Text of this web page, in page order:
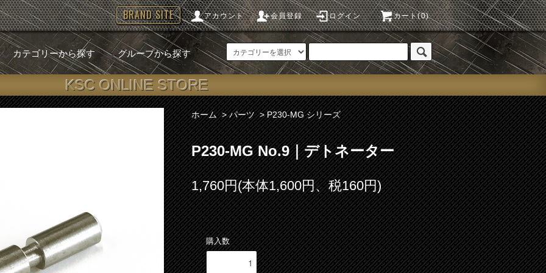
アカウント 会員登録 ログイン カート(0)
BRAND SITE
カテゴリーから探す グループから探す
KSC ONLINE STORE
ホーム >パーツ >P230-MG シリーズ
P230-MG No.9｜デトネーター
1,760円(本体1,600円、税160円)
購入数